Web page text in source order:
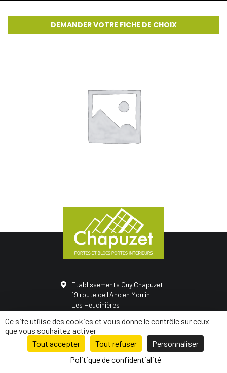
DEMANDER VOTRE FICHE DE CHOIX
Etablissements Guy Chapuzet
19 route de l'Ancien Moulin
Les Heudinières
02 31 68 05 21
© Conception Mediapilote Normandie Mentions légales
Politique de
confidentialité-Plan de site
Ce site utilise des cookies et vous donne le contrôle sur ceux
que vous souhaitez activer
Tout accepter
Tout refuser
Personnaliser
Politique de confidentialité